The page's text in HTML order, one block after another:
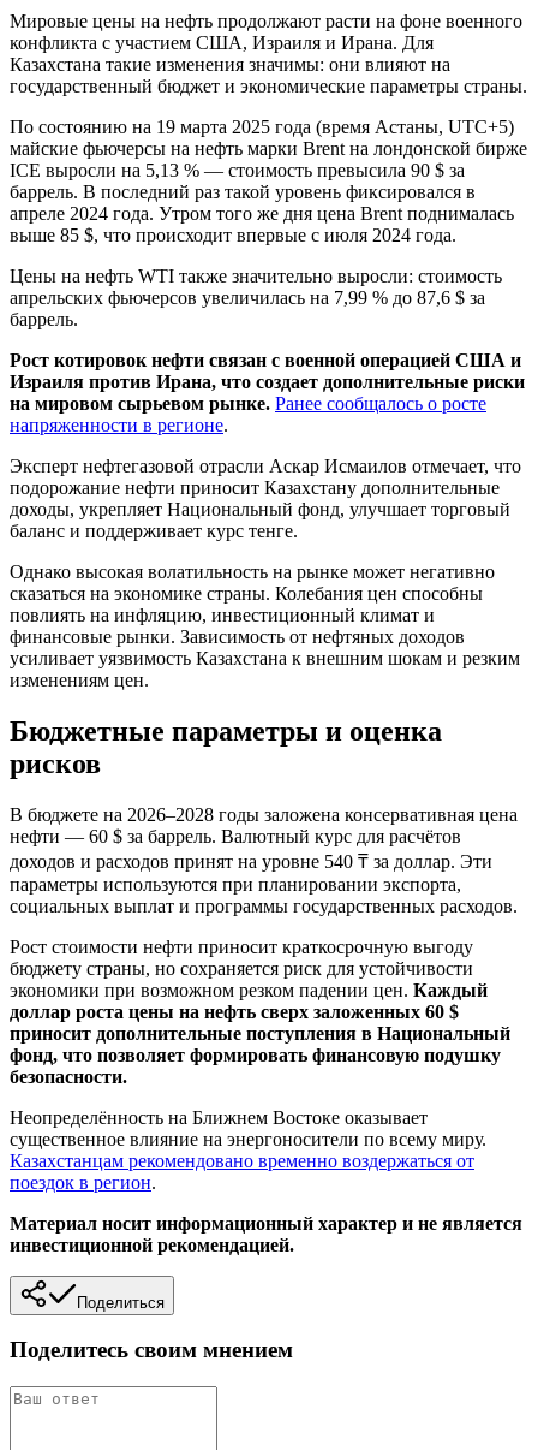
Мировые цены на нефть продолжают расти на фоне военного
конфликта с участием США, Израиля и Ирана. Для
Казахстана такие изменения значимы: они влияют на
государственный бюджет и экономические параметры страны.
По состоянию на 19 марта 2025 года (время Астаны, UTC+5)
майские фьючерсы на нефть марки Brent на лондонской бирже
ICE выросли на 5,13 % — стоимость превысила 90 $ за
баррель. В последний раз такой уровень фиксировался в
апреле 2024 года. Утром того же дня цена Brent поднималась
выше 85 $, что происходит впервые с июля 2024 года.
Цены на нефть WTI также значительно выросли: стоимость
апрельских фьючерсов увеличилась на 7,99 % до 87,6 $ за
баррель.
Рост котировок нефти связан с военной операцией США и
Израиля против Ирана, что создает дополнительные риски
на мировом сырьевом рынке. Ранее сообщалось о росте
напряженности в регионе.
Эксперт нефтегазовой отрасли Аскар Исмаилов отмечает, что
подорожание нефти приносит Казахстану дополнительные
доходы, укрепляет Национальный фонд, улучшает торговый
баланс и поддерживает курс тенге.
Однако высокая волатильность на рынке может негативно
сказаться на экономике страны. Колебания цен способны
повлиять на инфляцию, инвестиционный климат и
финансовые рынки. Зависимость от нефтяных доходов
усиливает уязвимость Казахстана к внешним шокам и резким
изменениям цен.
Бюджетные параметры и оценка
рисков
В бюджете на 2026–2028 годы заложена консервативная цена
нефти — 60 $ за баррель. Валютный курс для расчётов
доходов и расходов принят на уровне 540 ₸ за доллар. Эти
параметры используются при планировании экспорта,
социальных выплат и программы государственных расходов.
Рост стоимости нефти приносит краткосрочную выгоду
бюджету страны, но сохраняется риск для устойчивости
экономики при возможном резком падении цен. Каждый
доллар роста цены на нефть сверх заложенных 60 $
приносит дополнительные поступления в Национальный
фонд, что позволяет формировать финансовую подушку
безопасности.
Неопределённость на Ближнем Востоке оказывает
существенное влияние на энергоносители по всему миру.
Казахстанцам рекомендовано временно воздержаться от
поездок в регион.
Материал носит информационный характер и не является
инвестиционной рекомендацией.
Поделиться
Поделитесь своим мнением